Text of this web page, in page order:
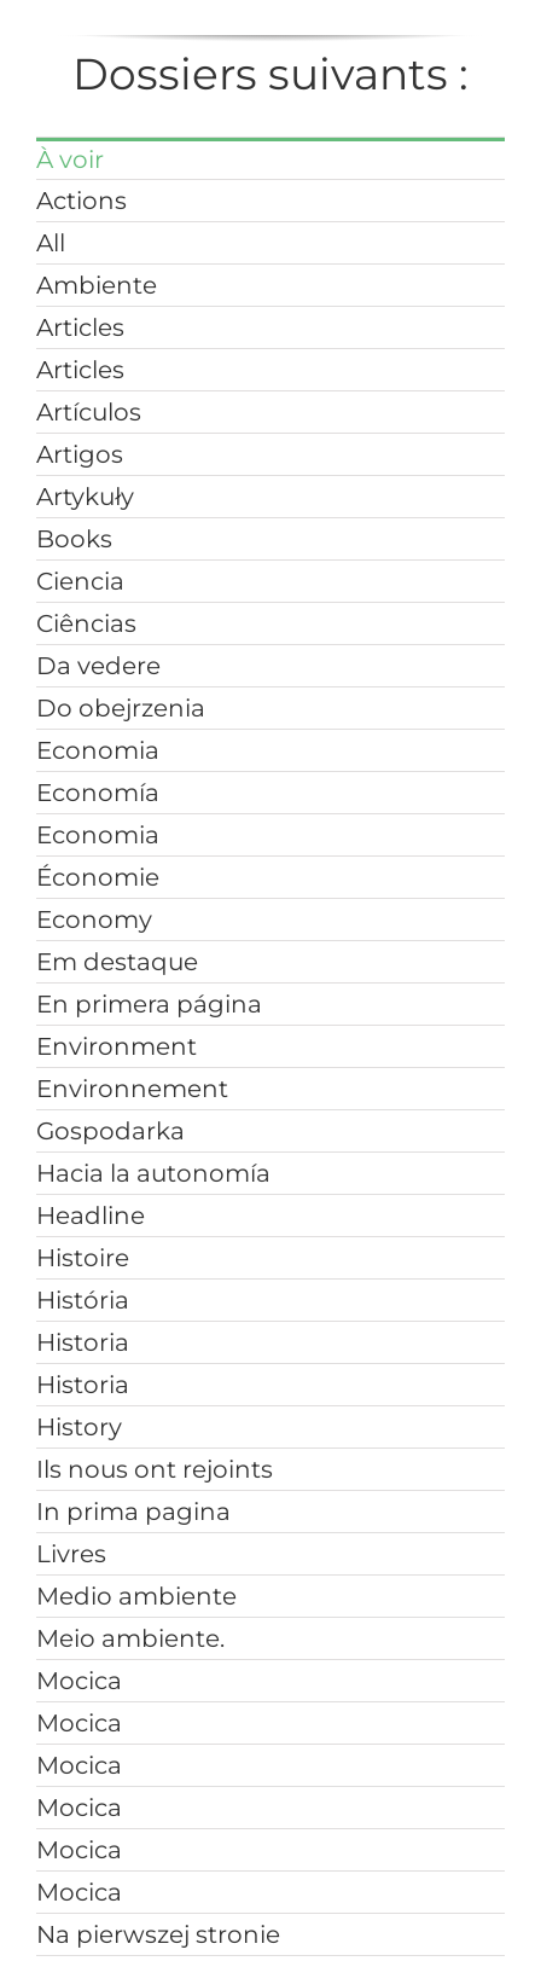
Dossiers suivants :
À voir
Actions
All
Ambiente
Articles
Articles
Artículos
Artigos
Artykuły
Books
Ciencia
Ciências
Da vedere
Do obejrzenia
Economia
Economía
Economia
Économie
Economy
Em destaque
En primera página
Environment
Environnement
Gospodarka
Hacia la autonomía
Headline
Histoire
História
Historia
Historia
History
Ils nous ont rejoints
In prima pagina
Livres
Medio ambiente
Meio ambiente.
Mocica
Mocica
Mocica
Mocica
Mocica
Mocica
Na pierwszej stronie